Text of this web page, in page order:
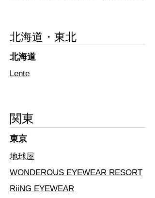
​北海道・東北
​北海道
​Lente
​関東
​東京
地球屋
WONDEROUS EYEWEAR RESORT
RiiNG EYEWEAR